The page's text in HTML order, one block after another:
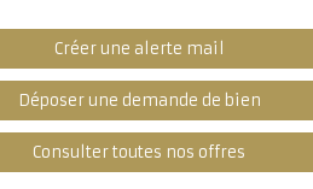
Créer une alerte mail
Déposer une demande de bien
Consulter toutes nos offres